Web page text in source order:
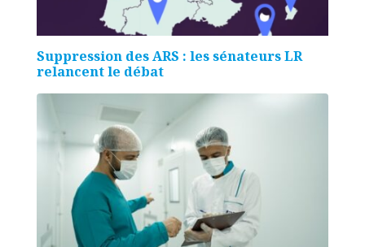
Suppression des ARS : les sénateurs LR
relancent le débat